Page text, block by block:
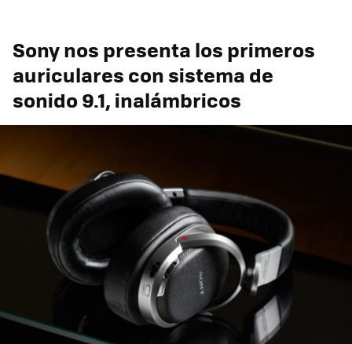
Sony nos presenta los primeros
auriculares con sistema de
sonido 9.1, inalámbricos